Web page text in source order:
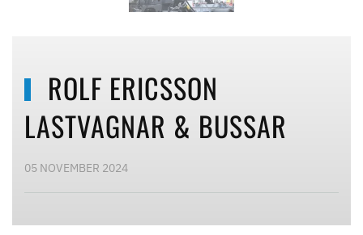
ROLF ERICSSON
LASTVAGNAR & BUSSAR
05 NOVEMBER 2024